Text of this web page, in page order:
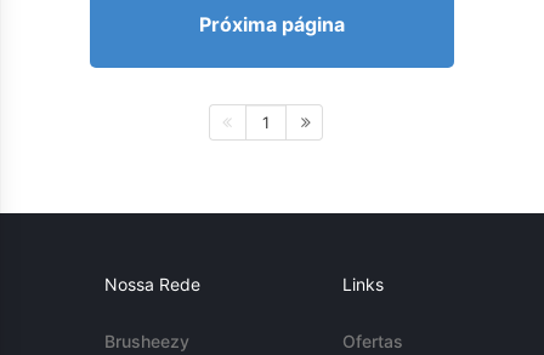
Próxima página
1
Nossa Rede
Brusheezy
Links
Ofertas